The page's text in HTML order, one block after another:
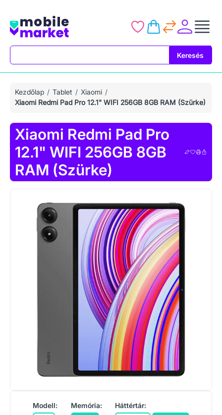
Keresés
Kezdőlap Tablet
Xiaomi
Xiaomi Redmi Pad Pro 12.1" WIFI 256GB 8GB RAM (Szürke)
Xiaomi Redmi Pad Pro
12.1" WIFI 256GB 8GB
RAM (Szürke)
Modell:
Memória:
Háttértár: